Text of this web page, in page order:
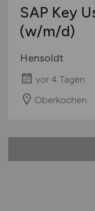
SAP Key
(w/m/d)
Hensoldt
vor 4 Tagen
Oberkochen